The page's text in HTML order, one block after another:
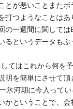
とが悪いことまた
打つようなことはあ
の一週間に関しては
るというデータも
てはこれから何を
明を簡単にさせて
氷河期に今入って
かということで、